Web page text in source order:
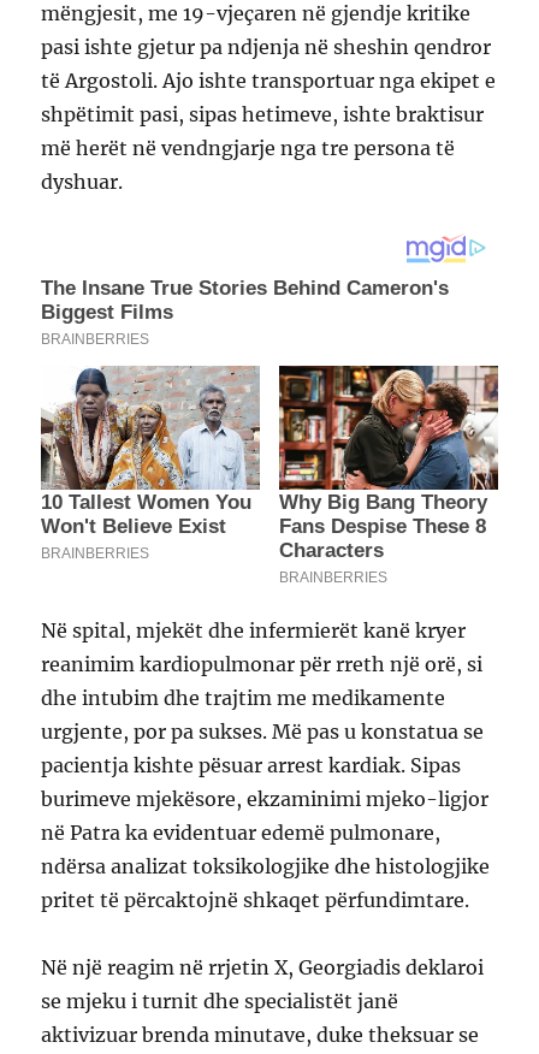
mëngjesit, me 19-vjeçaren në gjendje kritike
pasi ishte gjetur pa ndjenja në sheshin qendror
të Argostoli. Ajo ishte transportuar nga ekipet e
shpëtimit pasi, sipas hetimeve, ishte braktisur
më herët në vendngjarje nga tre persona të
dyshuar.
Në spital, mjekët dhe infermierët kanë kryer
reanimim kardiopulmonar për rreth një orë, si
dhe intubim dhe trajtim me medikamente
urgjente, por pa sukses. Më pas u konstatua se
pacientja kishte pësuar arrest kardiak. Sipas
burimeve mjekësore, ekzaminimi mjeko-ligjor
në Patra ka evidentuar edemë pulmonare,
ndërsa analizat toksikologjike dhe histologjike
pritet të përcaktojnë shkaqet përfundimtare.
Në një reagim në rrjetin X, Georgiadis deklaroi
se mjeku i turnit dhe specialistët janë
aktivizuar brenda minutave, duke theksuar se